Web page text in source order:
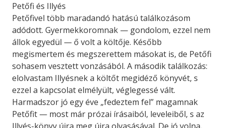
Petőfi és Illyés
Petőfivel több maradandó hatású találkozásom
adódott. Gyermekkoromnak — gondolom, ezzel nem
állok egyedül — ő volt a költője. Később
megismertem és megszerettem másokat is, de Petőfi
sohasem vesztett vonzásából. A második találkozás:
elolvastam Illyésnek a költőt megidéző könyvét, s
ezzel a kapcsolat elmélyült, véglegessé vált.
Harmadszor jó egy éve „fedeztem fel” magamnak
Petőfit — most már prózai írásaiból, leveleiből, s az